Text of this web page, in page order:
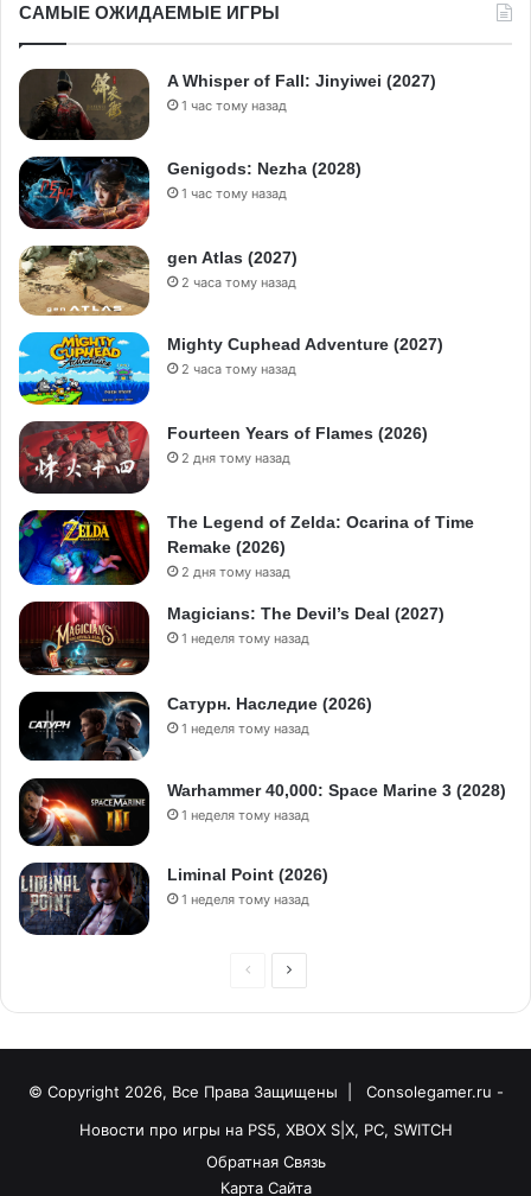
САМЫЕ ОЖИДАЕМЫЕ ИГРЫ
A Whisper of Fall: Jinyiwei (2027)
1 час тому назад
Genigods: Nezha (2028)
1 час тому назад
gen Atlas (2027)
2 часа тому назад
Mighty Cuphead Adventure (2027)
2 часа тому назад
Fourteen Years of Flames (2026)
2 дня тому назад
The Legend of Zelda: Ocarina of Time
Remake (2026)
2 дня тому назад
Magicians: The Devil’s Deal (2027)
1 неделя тому назад
Сатурн. Наследие (2026)
1 неделя тому назад
Warhammer 40,000: Space Marine 3 (2028)
1 неделя тому назад
Liminal Point (2026)
1 неделя тому назад
© Copyright 2026, Все Права Защищены |
Consolegamer.ru -
Новости про игры на PS5, XBOX S|X, PC, SWITCH
Обратная Связь
Карта Сайта